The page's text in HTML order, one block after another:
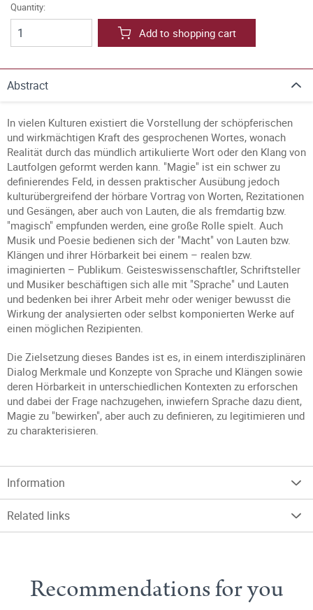
Quantity:
Add to shopping cart
Abstract
In vielen Kulturen existiert die Vorstellung der schöpferischen
und wirkmächtigen Kraft des gesprochenen Wortes, wonach
Realität durch das mündlich artikulierte Wort oder den Klang von
Lautfolgen geformt werden kann. "Magie" ist ein schwer zu
definierendes Feld, in dessen praktischer Ausübung jedoch
kulturübergreifend der hörbare Vortrag von Worten, Rezitationen
und Gesängen, aber auch von Lauten, die als fremdartig bzw.
"magisch" empfunden werden, eine große Rolle spielt. Auch
Musik und Poesie bedienen sich der "Macht" von Lauten bzw.
Klängen und ihrer Hörbarkeit bei einem – realen bzw.
imaginierten – Publikum. Geisteswissenschaftler, Schriftsteller
und Musiker beschäftigen sich alle mit "Sprache" und Lauten
und bedenken bei ihrer Arbeit mehr oder weniger bewusst die
Wirkung der analysierten oder selbst komponierten Werke auf
einen möglichen Rezipienten.
Die Zielsetzung dieses Bandes ist es, in einem interdisziplinären
Dialog Merkmale und Konzepte von Sprache und Klängen sowie
deren Hörbarkeit in unterschiedlichen Kontexten zu erforschen
und dabei der Frage nachzugehen, inwiefern Sprache dazu dient,
Magie zu "bewirken", aber auch zu definieren, zu legitimieren und
zu charakterisieren.
Information
Related links
Recommendations for you